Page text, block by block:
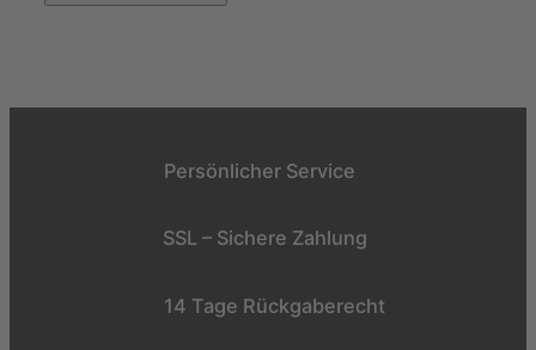
Persönlicher Service
SSL – Sichere Zahlung
14 Tage Rückgaberecht